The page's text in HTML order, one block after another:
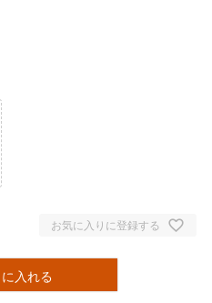
お気に入りに登録する
入れる